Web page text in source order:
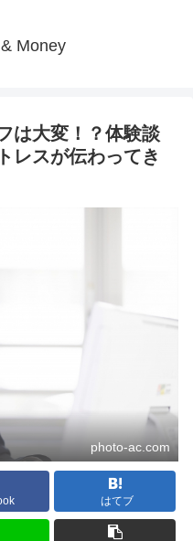
Money
は大変！？体験談
レスが伝わってき
photo-ac.com
はてブ